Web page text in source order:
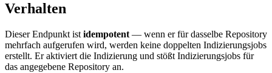
Verhalten
Dieser Endpunkt istidempotent— wenn er für dasselbe Repository
mehrfach aufgerufen wird, werden keine doppelten Indizierungsjobs
erstellt. Er aktiviert die Indizierung und stößt Indizierungsjobs für
das angegebene Repository an.